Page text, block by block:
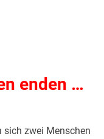
enden …
sich zwei Menschen